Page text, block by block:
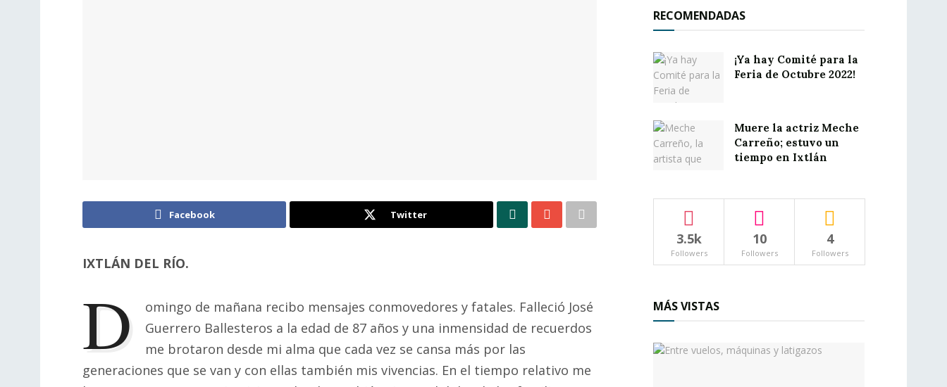
Facebook Twitter
IXTLÁN DEL RÍO.
D
omingo de mañana recibo mensajes conmovedores y fatales. Falleció José
Guerrero Ballesteros a la edad de 87 años y una inmensidad de recuerdos
me brotaron desde mi alma que cada vez se cansa más por las
generaciones que se van y con ellas también mis vivencias. En el tiempo relativo me
RECOMENDADAS
¡Ya hay Comité para la
Feria de Octubre 2022!
Muere la actriz Meche
Carreño; estuvo un
tiempo en Ixtlán
3.5k
Followers
10
Followers
4
Followers
MÁS VISTAS